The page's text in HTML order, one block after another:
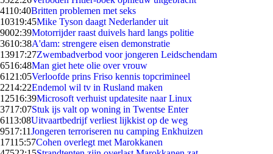
4110:40Britten problemen met seks
10319:45Mike Tyson daagt Nederlander uit
9002:39Motorrijder raast duivels hard langs politie
3610:38A'dam: strengere eisen demonstratie
13917:27Zwembadverbod voor jongeren Leidschendam
6516:48Man giet hete olie over vrouw
61 21:05Verloofde prins Friso kennis topcrimineel
2214:22Endemol wil tv in Rusland maken
12516:39Microsoft verhuist updatesite naar Linux
3717:07Stuk ijs valt op woning in Twentse Enter
6113:08Uitvaartbedrijf verliest lijkkist op de weg
9517:11Jongeren terroriseren nu camping Enkhuizen
17115:57Cohen overlegt met Marokkanen